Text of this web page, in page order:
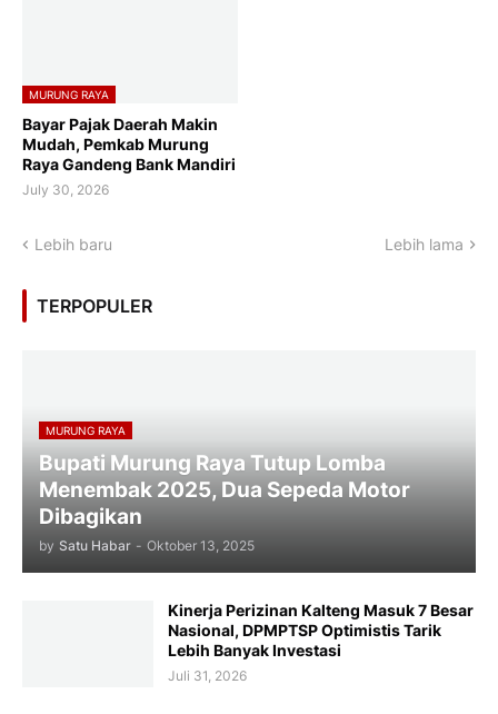
MURUNG RAYA
Bayar Pajak Daerah Makin
Mudah, Pemkab Murung
Raya Gandeng Bank Mandiri
July 30, 2026
Lebih baru Lebih lama
TERPOPULER
MURUNG RAYA
Bupati Murung Raya Tutup Lomba
Menembak 2025, Dua Sepeda Motor
Dibagikan
by Satu Habar - Oktober 13, 2025
Kinerja Perizinan Kalteng Masuk 7 Besar
Nasional, DPMPTSP Optimistis Tarik
Lebih Banyak Investasi
Juli 31, 2026